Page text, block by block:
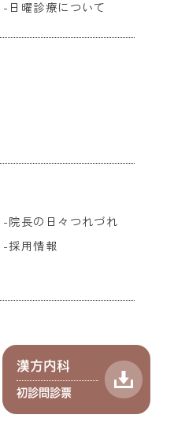
日曜診療について
院長の日々つれづれ
採用情報
漢方内科
初診問診票